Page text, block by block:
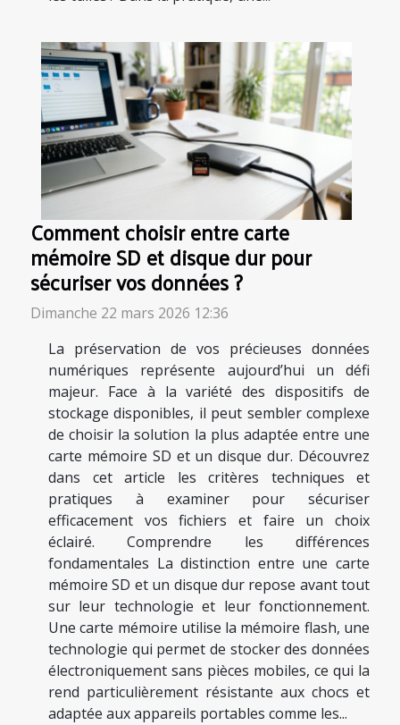
Comment choisir entre carte
mémoire SD et disque dur pour
sécuriser vos données ?
Dimanche 22 mars 2026 12:36
La préservation de vos précieuses données
numériques représente aujourd’hui un défi
majeur. Face à la variété des dispositifs de
stockage disponibles, il peut sembler complexe
de choisir la solution la plus adaptée entre une
carte mémoire SD et un disque dur. Découvrez
dans cet article les critères techniques et
pratiques à examiner pour sécuriser
efficacement vos fichiers et faire un choix
éclairé. Comprendre les différences
fondamentales La distinction entre une carte
mémoire SD et un disque dur repose avant tout
sur leur technologie et leur fonctionnement.
Une carte mémoire utilise la mémoire flash, une
technologie qui permet de stocker des données
électroniquement sans pièces mobiles, ce qui la
rend particulièrement résistante aux chocs et
adaptée aux appareils portables comme les...